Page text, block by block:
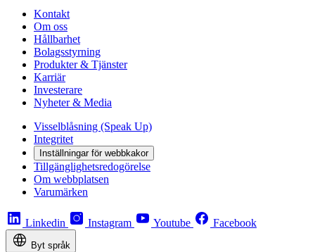
Kontakt
Om oss
Hållbarhet
Bolagsstyrning
Produkter & Tjänster
Karriär
Investerare
Nyheter & Media
Visselblåsning (Speak Up)
Integritet
Inställningar för webbkakor
Tillgänglighetsredogörelse
Om webbplatsen
Varumärken
Linkedin Instagram Youtube Facebook
Byt språk